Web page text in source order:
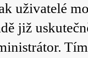
uživatelé
již